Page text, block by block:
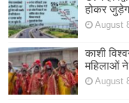
होकर
August
काशी
महिलाओं
August